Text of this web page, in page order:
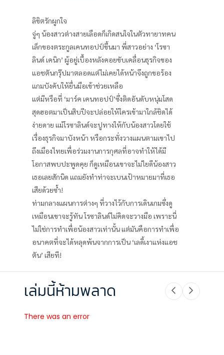
ลิขิตรักผูกใจ
จู่ๆ น้องสาวต่างสายเลือดก็เกิดสนใจในตัวทายาทคน
เล็กของตระกูลเคนทอปป์ขึ้นมา พี่สาวอย่าง ‘โรซา
ลินด์ เคนิก’ ผู้อยู่เบื้องหลังคอยขับเคลื่อนธุรกิจของ
แอชตันกรุ๊ปมาตลอดแต่ไม่เคยได้หน้าจึงถูกขอร้อง
แกมบังคับให้ยื่นมือเข้าช่วยเหลือ
แต่มีหรือที่ ‘มาร์ค เคนทอปป์’ซึ่งติดอันดับหนุ่มโสด
สุดฮอตมาเป็นสิบปีจะปล่อยให้ใครเข้ามาใกล้ชิดได้
ง่ายดาย แม้โรซาลินด์จะปูทางให้กับน้องสาวโดยใช้
เรื่องธุรกิจมาบังหน้า หรือกระทั่งวางแผนตามเขาไป
ถึงเมืองไทยเพื่อร่วมงานการกุศลที่อาจทำให้ได้มี
โอกาสพบปะพูดคุย ก็ดูเหมือนเขาจะไม่ไยดีน้องสาว
เธอเลยสักนิด แถมยังทำท่าจะเบนเป้าหมายมาที่เธอ
เสียด้วยซ้ำ!
ท่ามกลางแผนการต่างๆ ที่วางไว้กับการเดินเกมซึ่งดู
เหมือนเขาจะรู้ทัน โรซาลินด์ไม่คิดจะวางมือ เพราะนี่
ไม่ใช่การทำเพื่อน้องสาวเท่านั้น แต่มันคือการทำเพื่อ
อนาคตที่จะได้หลุดพ้นจากการเป็น ‘เลดี้เงาแห่งแอช
ตัน’ เสียที!
เล่มนี้ห้ามพลาด
There was an error